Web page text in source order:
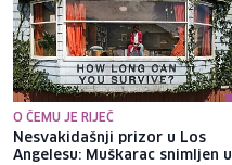
O ČEMU JE RIJEČ
Nesvakidašnji prizor u Los
Angelesu: Muškarac snimljen u